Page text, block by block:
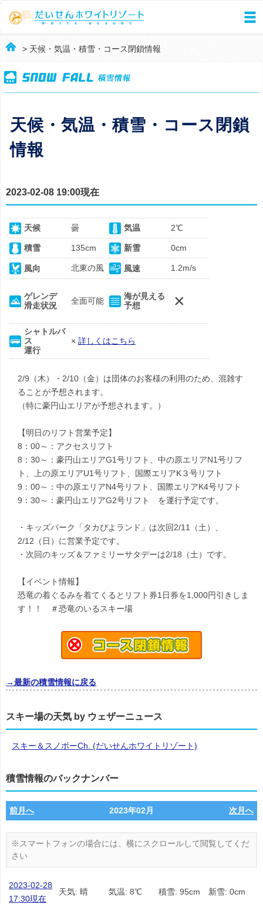
> 天候・気温・積雪・コース閉鎖情報
天候・気温・積雪・コース閉鎖
情報
2023-02-08 19:00現在
天候 曇 気温 2℃
積雪 135cm 新雪 0cm
風向 北東の風 風速 1.2m/s
ゲレンデ
滑走状況
全面可能
海が見える
予想
×
シャトルバ
ス
運行
× 詳しくはこちら
2/9（木）・2/10（金）は団体のお客様の利用のため、混雑す
ることが予想されます。
（特に豪円山エリアが予想されます。）
【明日のリフト営業予定】
8：00～：アクセスリフト
8：30～：豪円山エリアG1号リフト、中の原エリアN1号リフ
ト、上の原エリアU1号リフト、国際エリアK３号リフト
9：00～：中の原エリアN4号リフト、国際エリアK4号リフト
9：30～：豪円山エリアG2号リフト を運行予定です。
・キッズパーク「タカぴよランド」は次回2/11（土）、
2/12（日）に営業予定です。
・次回のキッズ＆ファミリーサタデーは2/18（土）です。
【イベント情報】
恐竜の着ぐるみを着てくるとリフト券1日券を1,000円引きしま
す！！ ＃恐竜のいるスキー場
→最新の積雪情報に戻る
スキー場の天気 by ウェザーニュース
スキー＆スノボーCh. (だいせんホワイトリゾート)
積雪情報のバックナンバー
前月へ 2023年02月 次月へ
2023-02-28
17:30現在
天気: 晴 気温: 8℃ 積雪: 95cm 新雪: 0cm